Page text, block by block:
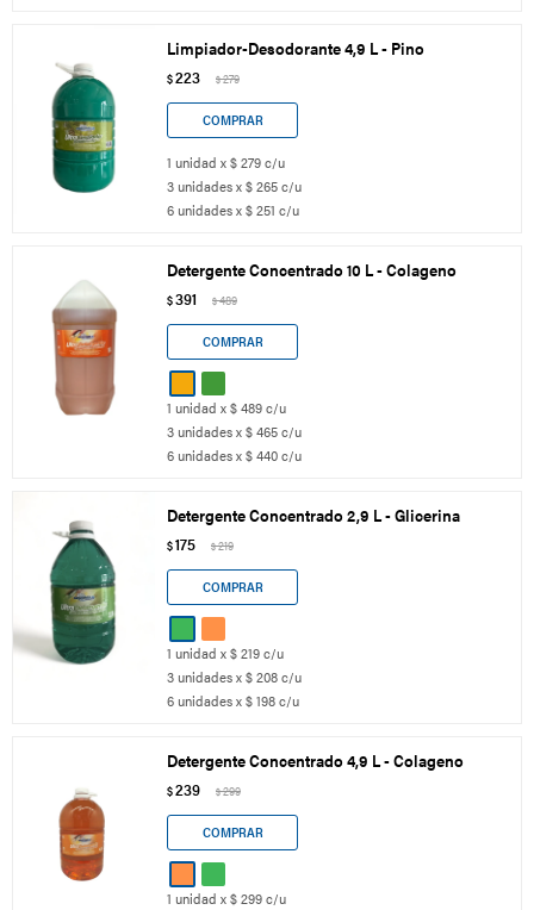
Limpiador-Desodorante 4,9 L - Pino
$223 $279
1 unidad x $ 279 c/u
3 unidades x $ 265 c/u
6 unidades x $ 251 c/u
Detergente Concentrado 10 L - Colageno
$391 $489
1 unidad x $ 489 c/u
3 unidades x $ 465 c/u
6 unidades x $ 440 c/u
Detergente Concentrado 2,9 L - Glicerina
$175 $219
1 unidad x $ 219 c/u
3 unidades x $ 208 c/u
6 unidades x $ 198 c/u
Detergente Concentrado 4,9 L - Colageno
$239 $299
1 unidad x $ 299 c/u